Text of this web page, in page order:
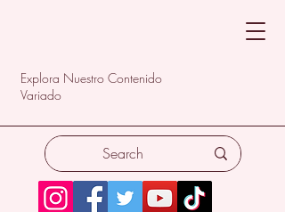
Explora Nuestro Contenido
Variado